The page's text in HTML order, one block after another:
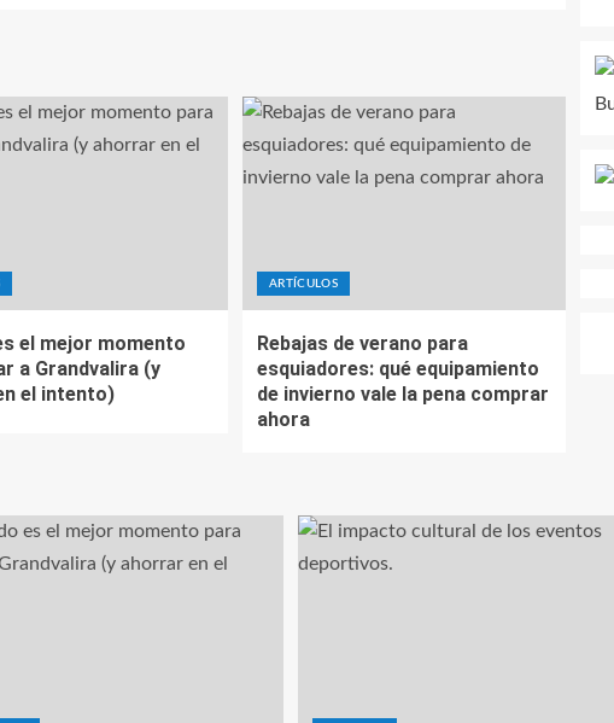
el mejor momento
a Grandvalira (y
el intento)
ARTÍCULOS
Rebajas de verano para
esquiadores: qué equipamiento
de invierno vale la pena comprar
ahora